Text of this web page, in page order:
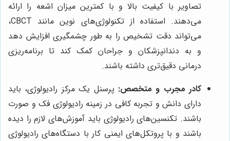
تصاویر با کیفیت بالا و با کمترین میزان اشعه را ارائه
می‌دهند. استفاده از تکنولوژی‌های نوین مانند CBCT،
می‌تواند دقت تشخیص را به طور چشمگیری افزایش دهد
و به دندانپزشکان و جراحان کمک کند تا برنامه‌ریزی
درمانی دقیق‌تری داشته باشند.
کادر مجرب و متخصص: پرسنل یک مرکز رادیولوژی، باید
دارای دانش و تجربه کافی در زمینه رادیولوژی فک و صورت
باشند. تکنسین‌های رادیولوژی باید آموزش‌های لازم را دیده
باشند و با پروتکل‌های ایمنی کار با دستگاه‌های رادیولوژی